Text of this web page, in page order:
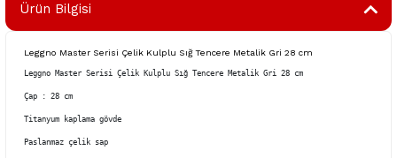
Ürün Bilgisi
Leggno Master Serisi Çelik Kulplu Sığ Tencere Metalik Gri 28 cm
Leggno Master Serisi Çelik Kulplu Sığ Tencere Metalik Gri 28 cm
Çap : 28 cm
Titanyum kaplama gövde
Paslanmaz çelik sap